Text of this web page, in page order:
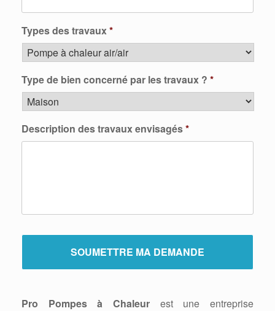
Types des travaux*
Type de bien concerné par les travaux ? *
Description des travaux envisagés*
Pro Pompes à Chaleur est une entreprise